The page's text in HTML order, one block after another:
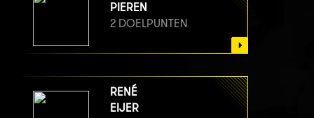
PIEREN
2 DOELPUNTEN
RENÉ
EIJER